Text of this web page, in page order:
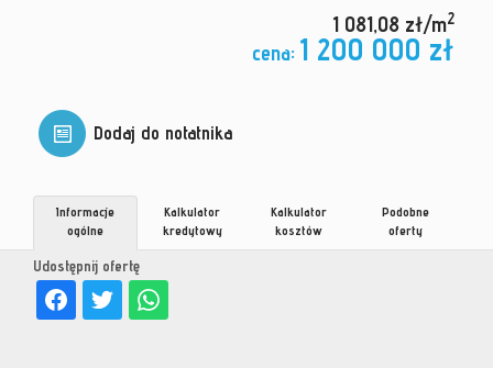
1 081,08 zł/m2
cena: 1 200 000 zł
Dodaj do notatnika
Udostępnij ofertę
Informacje
ogólne
Kalkulator
kredytowy
Kalkulator
kosztów
Podobne
oferty